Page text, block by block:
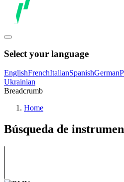
Select your language
EnglishFrenchItalianSpanishGerman
Ukrainian
Breadcrumb
Home
Búsqueda de